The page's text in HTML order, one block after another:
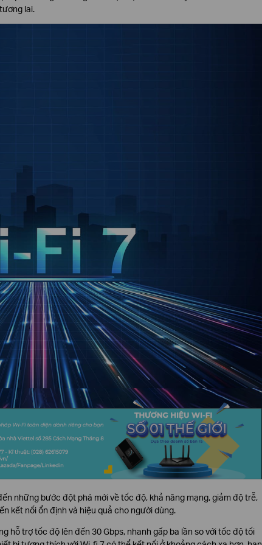
lai.
những bước đột phá mới về tốc độ, khả năng mạng, giảm độ trễ,
kết nối ổn định và hiệu quả cho người dùng.
hỗ trợ tốc độ lên đến 30 Gbps, nhanh gấp ba lần so với tốc độ tối